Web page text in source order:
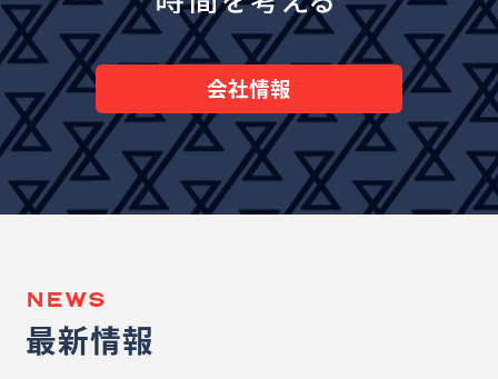
会社情報
NEWS
最新情報